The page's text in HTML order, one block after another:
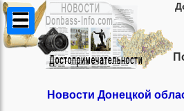
Новости Донецкой